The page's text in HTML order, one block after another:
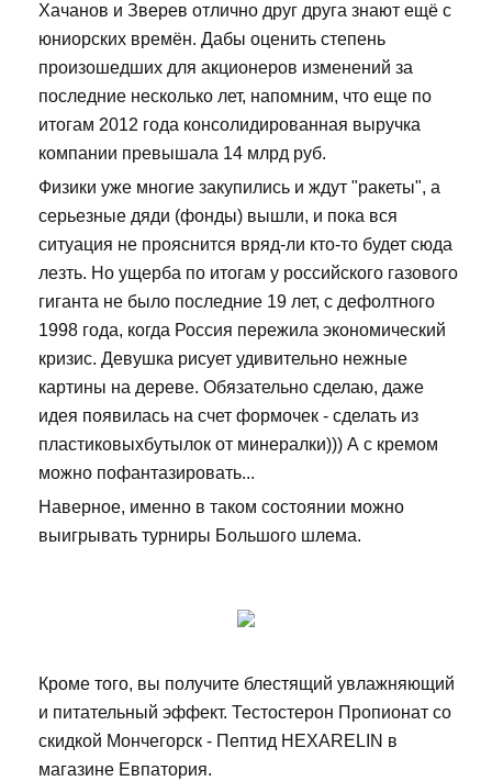
Хачанов и Зверев отлично друг друга знают ещё с
юниорских времён. Дабы оценить степень
произошедших для акционеров изменений за
последние несколько лет, напомним, что еще по
итогам 2012 года консолидированная выручка
компании превышала 14 млрд руб.
Физики уже многие закупились и ждут "ракеты", а
серьезные дяди (фонды) вышли, и пока вся
ситуация не прояснится вряд-ли кто-то будет сюда
лезть. Но ущерба по итогам у российского газового
гиганта не было последние 19 лет, с дефолтного
1998 года, когда Россия пережила экономический
кризис. Девушка рисует удивительно нежные
картины на дереве. Обязательно сделаю, даже
идея появилась на счет формочек - сделать из
пластиковыхбутылок от минералки))) А с кремом
можно пофантазировать...
Наверное, именно в таком состоянии можно
выигрывать турниры Большого шлема.
Кроме того, вы получите блестящий увлажняющий
и питательный эффект. Тестостерон Пропионат со
скидкой Мончегорск - Пептид HEXARELIN в
магазине Евпатория.